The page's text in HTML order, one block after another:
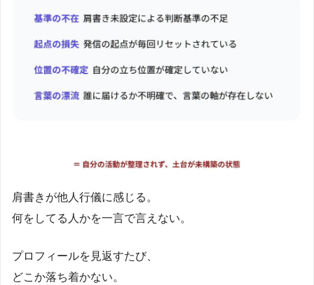
肩書きが他人行儀に感じる。
何をしてる人かを一言で言えない。
プロフィールを見返すたび、
どこか落ち着かない。